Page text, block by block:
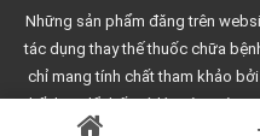
Những sản phẩm đăng trên
tác dụng thay thế thuốc chữa
chỉ mang tính chất tham khảo
thể thay đổi bất cứ lúc nào mà